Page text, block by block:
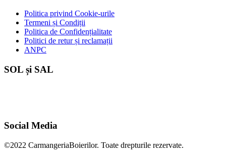
Politica privind Cookie-urile
Termeni și Condiții
Politica de Confidențialitate
Politici de retur și reclamații
ANPC
SOL și SAL
Social Media
©2022 CarmangeriaBoierilor. Toate drepturile rezervate.